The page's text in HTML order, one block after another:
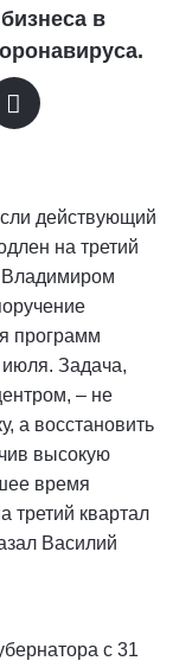
в
действующий
на третий
Владимиром
программ
Задача,
– не
а восстановить
высокую
время
третий квартал
Василий
с 31